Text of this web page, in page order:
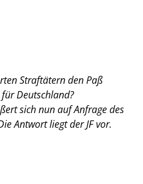
Straftätern den Paß
Deutschland?
sich nun auf Anfrage des
Antwort liegt der JF vor.